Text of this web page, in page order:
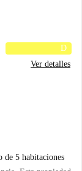
D
Ver detalles
de 5 habitaciones